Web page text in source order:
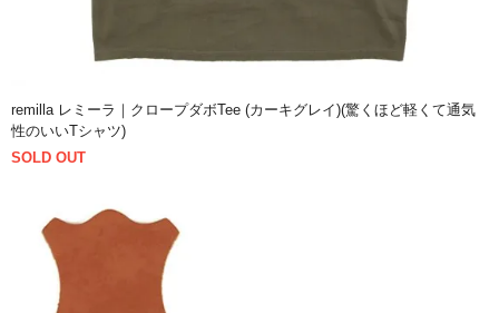
remilla レミーラ｜クロープダボTee (カーキグレイ)(驚くほど軽くて通気
性のいいTシャツ)
SOLD OUT